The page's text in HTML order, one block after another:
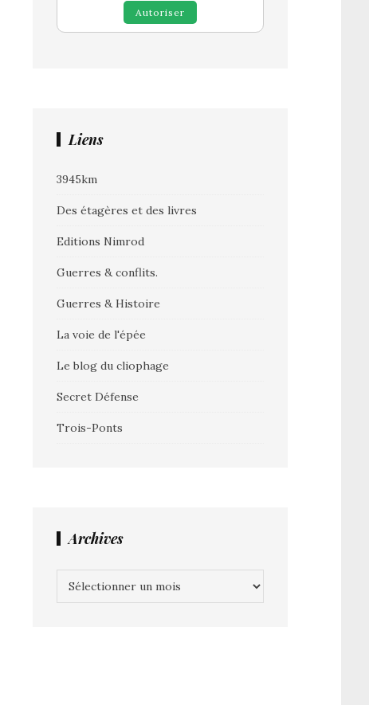
Autoriser
Liens
3945km
Des étagères et des livres
Editions Nimrod
Guerres & conflits.
Guerres & Histoire
La voie de l'épée
Le blog du cliophage
Secret Défense
Trois-Ponts
Archives